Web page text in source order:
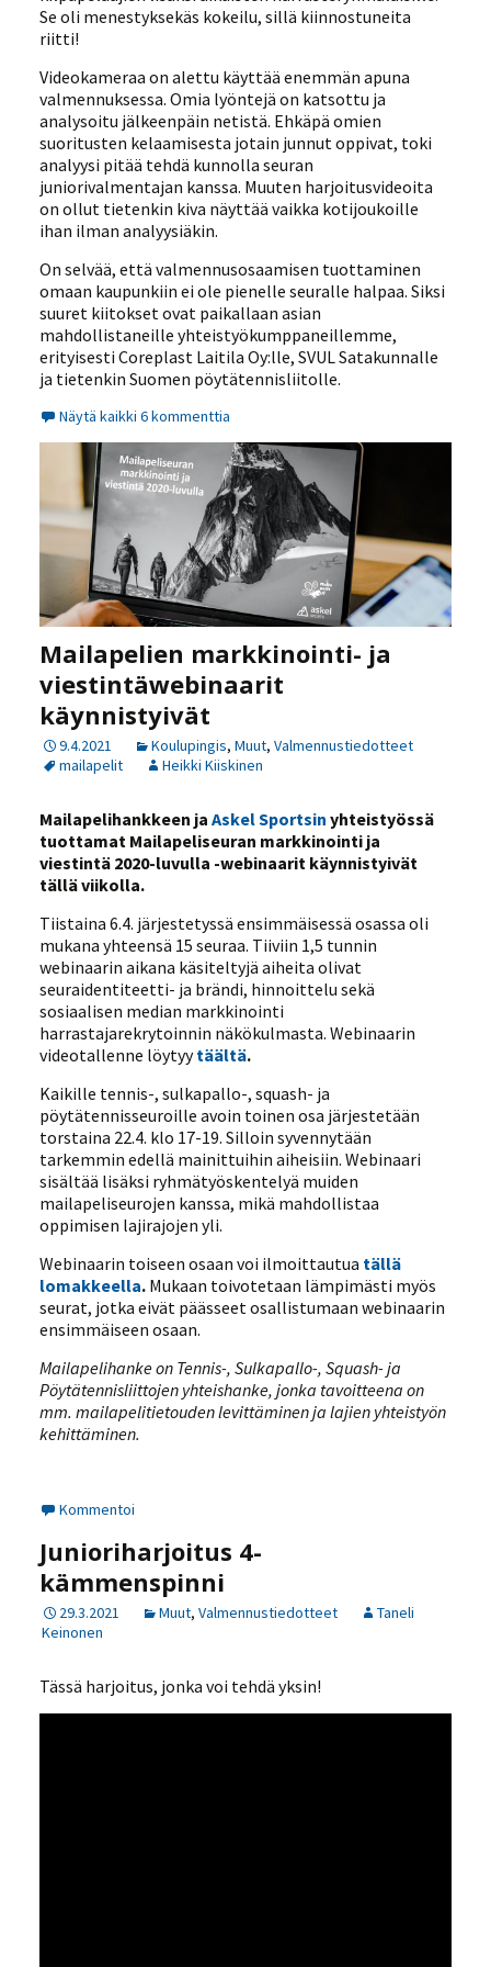
Se oli menestyksekäs kokeilu, sillä kiinnostuneita
riitti!
Videokameraa on alettu käyttää enemmän apuna
valmennuksessa. Omia lyöntejä on katsottu ja
analysoitu jälkeenpäin netistä. Ehkäpä omien
suoritusten kelaamisesta jotain junnut oppivat, toki
analyysi pitää tehdä kunnolla seuran
juniorivalmentajan kanssa. Muuten harjoitusvideoita
on ollut tietenkin kiva näyttää vaikka kotijoukoille
ihan ilman analyysiäkin.
On selvää, että valmennusosaamisen tuottaminen
omaan kaupunkiin ei ole pienelle seuralle halpaa. Siksi
suuret kiitokset ovat paikallaan asian
mahdollistaneille yhteistyökumppaneillemme,
erityisesti Coreplast Laitila Oy:lle, SVUL Satakunnalle
ja tietenkin Suomen pöytätennisliitolle.
Näytä kaikki 6 kommenttia
Mailapelien markkinointi- ja
viestintäwebinaarit
käynnistyivät
9.4.2021 Koulupingis, Muut, Valmennustiedotteet
mailapelit
Heikki Kiiskinen
Mailapelihankkeen jaAskel Sportsin yhteistyössä
tuottamat Mailapeliseuran markkinointi ja
viestintä 2020-luvulla -webinaarit käynnistyivät
tällä viikolla.
Tiistaina 6.4. järjestetyssä ensimmäisessä osassa oli
mukana yhteensä 15 seuraa. Tiiviin 1,5 tunnin
webinaarin aikana käsiteltyjä aiheita olivat
seuraidentiteetti- ja brändi, hinnoittelu sekä
sosiaalisen median markkinointi
harrastajarekrytoinnin näkökulmasta. Webinaarin
videotallenne löytyytäältä.
Kaikille tennis-, sulkapallo-, squash- ja
pöytätennisseuroille avoin toinen osa järjestetään
torstaina 22.4. klo 17-19. Silloin syvennytään
tarkemmin edellä mainittuihin aiheisiin. Webinaari
sisältää lisäksi ryhmätyöskentelyä muiden
mailapeliseurojen kanssa, mikä mahdollistaa
oppimisen lajirajojen yli.
Webinaarin toiseen osaan voi ilmoittautua tällä
lomakkeella. Mukaan toivotetaan lämpimästi myös
seurat, jotka eivät päässeet osallistumaan webinaarin
ensimmäiseen osaan.
Mailapelihanke on Tennis-, Sulkapallo-, Squash- ja
Pöytätennisliittojen yhteishanke, jonka tavoitteena on
mm. mailapelitietouden levittäminen ja lajien yhteistyön
kehittäminen.
Kommentoi
Junioriharjoitus 4-
kämmenspinni
29.3.2021 Muut, Valmennustiedotteet
Taneli
Keinonen
Tässä harjoitus, jonka voi tehdä yksin!